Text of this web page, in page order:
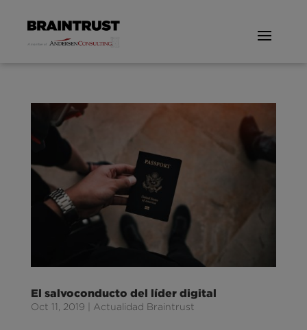
El salvoconducto del líder digital
Oct 11, 2019 Actualidad Braintrust